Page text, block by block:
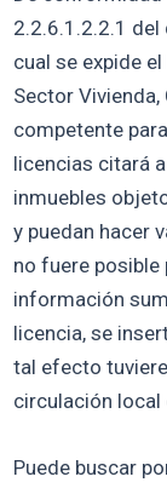
2.2.6.1.2.2.1
cual se expide
Sector
competente
licencias citará
inmuebles
y puedan hacer
no fuere
información
licencia, se
tal efecto
circulación local
Puede buscar